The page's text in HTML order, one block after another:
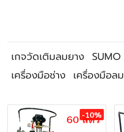
เกจวัดเติมลมยาง SUMO
เครื่องมือช่าง เครื่องมือลม
-10%